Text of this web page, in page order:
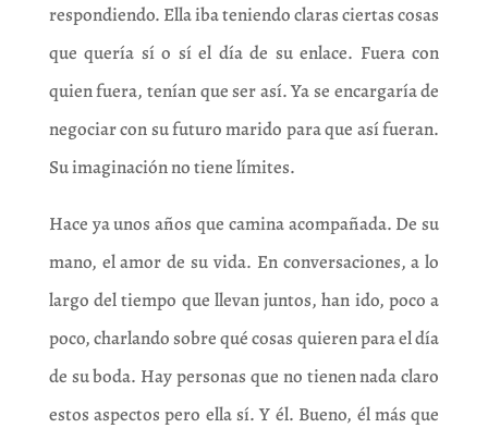
respondiendo. Ella iba teniendo claras ciertas cosas
que quería sí o sí el día de su enlace. Fuera con
quien fuera, tenían que ser así. Ya se encargaría de
negociar con su futuro marido para que así fueran.
Su imaginación no tiene límites.
Hace ya unos años que camina acompañada. De su
mano, el amor de su vida. En conversaciones, a lo
largo del tiempo que llevan juntos, han ido, poco a
poco, charlando sobre qué cosas quieren para el día
de su boda. Hay personas que no tienen nada claro
estos aspectos pero ella sí. Y él. Bueno, él más que